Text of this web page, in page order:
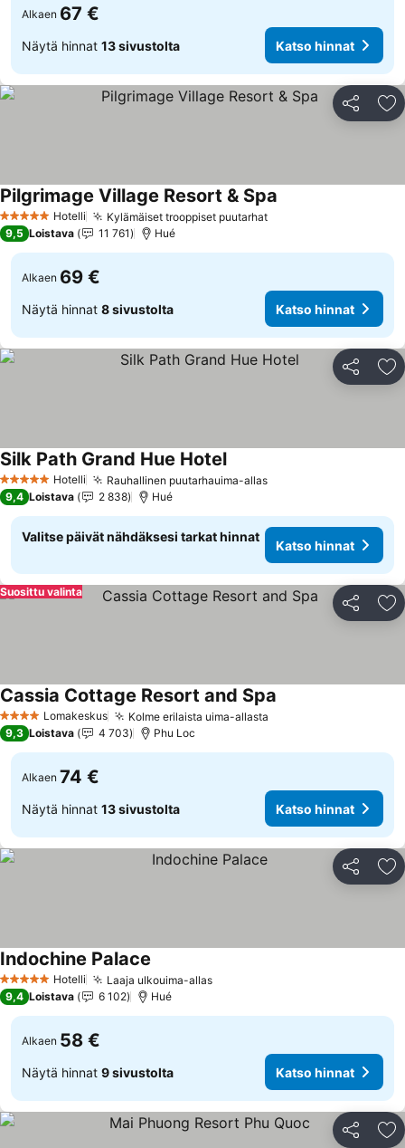
Alkaen 67 €
Näytä hinnat 13 sivustolta Katso hinnat
Jaa
5 Tähtiluokitus
Hotelli Kylämäiset trooppiset puutarhat
Pilgrimage Village Resort & Spa
9,5 Loistava 11 761 Hué
Alkaen 69 €
Näytä hinnat 8 sivustolta Katso hinnat
Jaa
5 Tähtiluokitus
Hotelli Rauhallinen puutarhauima-allas
Silk Path Grand Hue Hotel
9,4 Loistava 2 838 Hué
Valitse päivät nähdäksesi tarkat hinnat
Katso hinnat
Jaa
Suosittu valinta
4 TähtiluokitusLomakeskus Kolme erilaista uima-allasta
Cassia Cottage Resort and Spa
9,3 Loistava 4 703 Phu Loc
Alkaen 74 €
Näytä hinnat 13 sivustolta Katso hinnat
Jaa
5 Tähtiluokitus
Hotelli Laaja ulkouima-allas
Indochine Palace
9,4 Loistava 6 102 Hué
Alkaen 58 €
Näytä hinnat 9 sivustolta Katso hinnat
Jaa